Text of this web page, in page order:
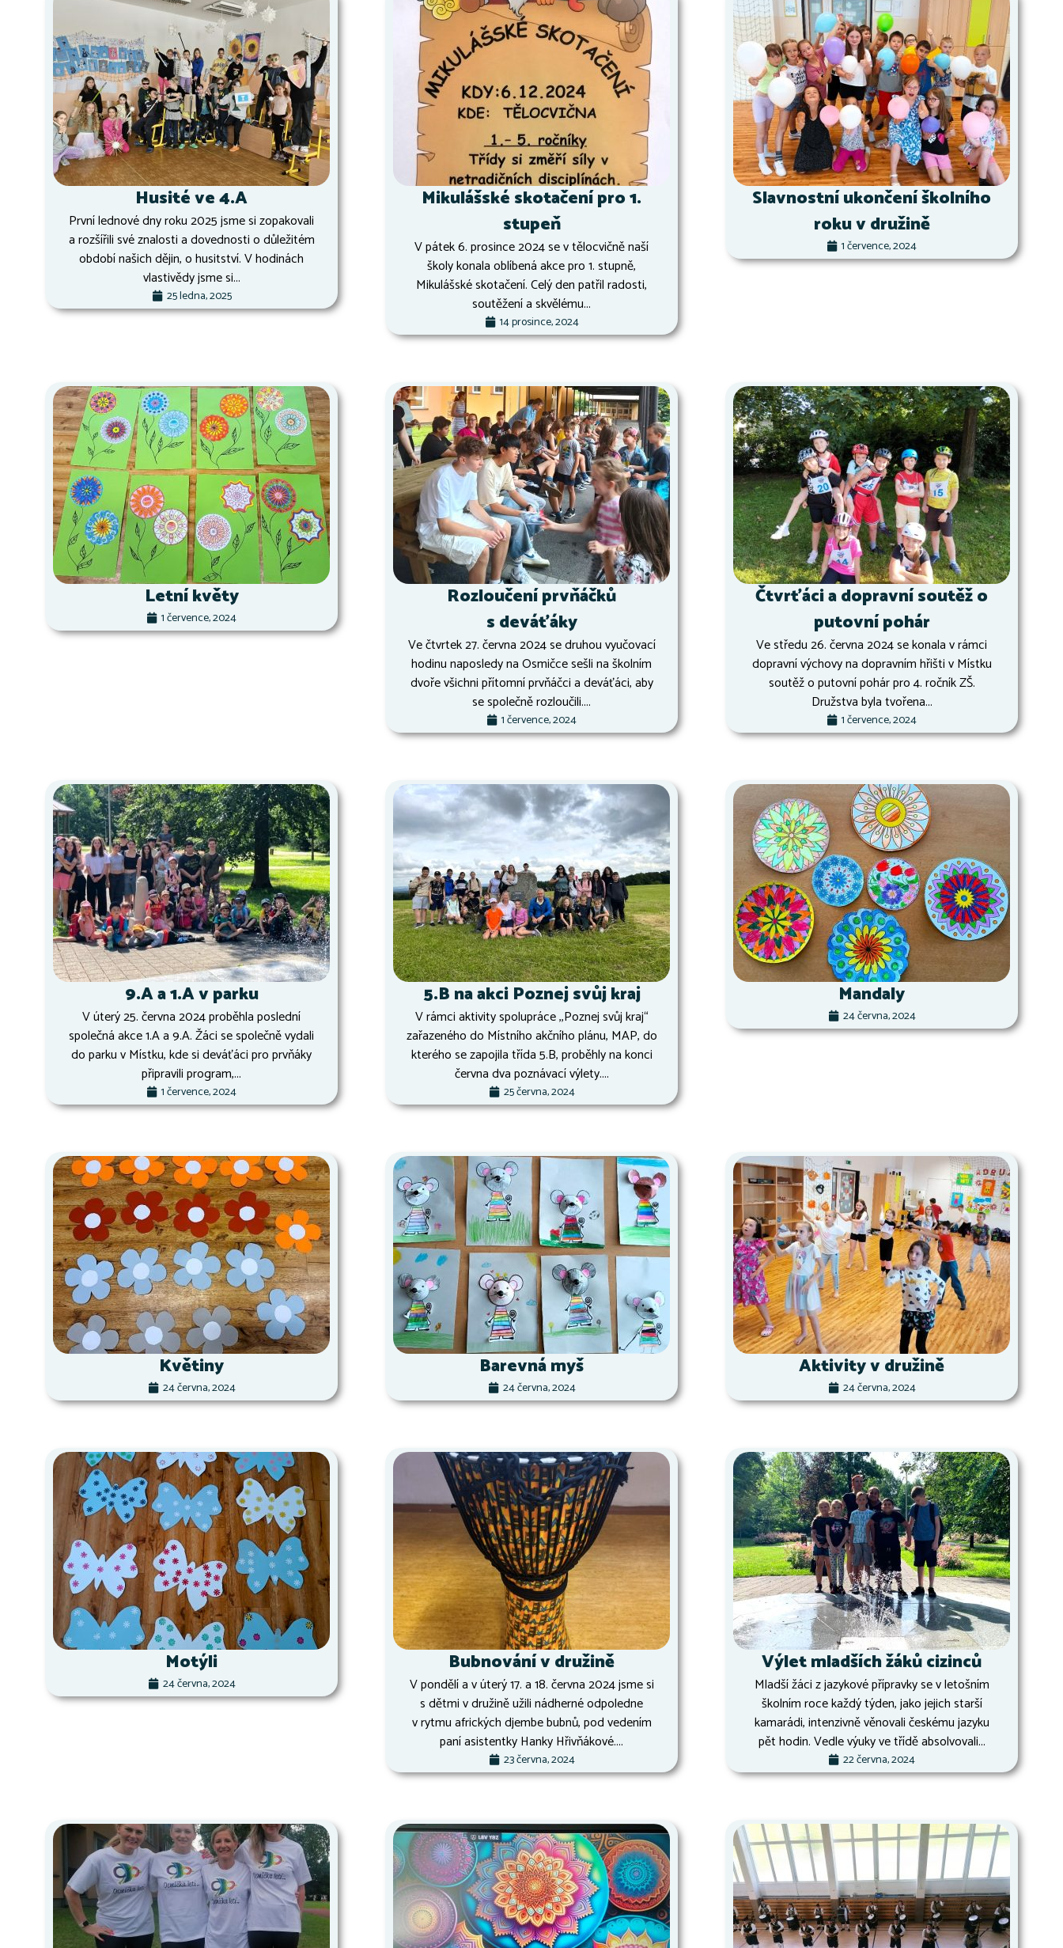
Husité ve 4.A
První lednové dny roku 2025 jsme si zopakovali
a rozšířili své znalosti a dovednosti o důležitém
období našich dějin, o husitství. V hodinách
vlastivědy jsme si...
25 ledna, 2025
Mikulášské skotačení pro 1.
stupeň
V pátek 6. prosince 2024 se v tělocvičně naší
školy konala oblíbená akce pro 1. stupně,
Mikulášské skotačení. Celý den patřil radosti,
soutěžení a skvělému...
14 prosince, 2024
Slavnostní ukončení školního
roku v družině
1 července, 2024
Letní květy
1 července, 2024
Rozloučení prvňáčků
s deváťáky
Ve čtvrtek 27. června 2024 se druhou vyučovací
hodinu naposledy na Osmičce sešli na školním
dvoře všichni přítomní prvňáčci a deváťáci, aby
se společně rozloučili....
1 července, 2024
Čtvrťáci a dopravní soutěž o
putovní pohár
Ve středu 26. června 2024 se konala v rámci
dopravní výchovy na dopravním hřišti v Místku
soutěž o putovní pohár pro 4. ročník ZŠ.
Družstva byla tvořena...
1 července, 2024
9.A a 1.A v parku
V úterý 25. června 2024 proběhla poslední
společná akce 1.A a 9.A. Žáci se společně vydali
do parku v Místku, kde si deváťáci pro prvňáky
připravili program,...
1 července, 2024
5.B na akci Poznej svůj kraj
V rámci aktivity spolupráce ,,Poznej svůj kraj“
zařazeného do Místního akčního plánu, MAP, do
kterého se zapojila třída 5.B, proběhly na konci
června dva poznávací výlety....
25 června, 2024
Mandaly
24 června, 2024
Květiny
24 června, 2024
Barevná myš
24 června, 2024
Aktivity v družině
24 června, 2024
Motýli
24 června, 2024
Bubnování v družině
V pondělí a v úterý 17. a 18. června 2024 jsme si
s dětmi v družině užili nádherné odpoledne
v rytmu afrických djembe bubnů, pod vedením
paní asistentky Hanky Hřivňákové....
23 června, 2024
Výlet mladších žáků cizinců
Mladší žáci z jazykové přípravky se v letošním
školním roce každý týden, jako jejich starší
kamarádi, intenzivně věnovali českému jazyku
pět hodin. Vedle výuky ve třídě absolvovali...
22 června, 2024